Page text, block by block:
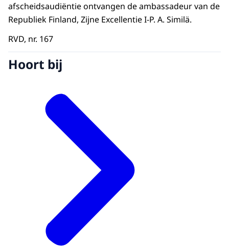
afscheidsaudiëntie ontvangen de ambassadeur van de
Republiek Finland, Zijne Excellentie I-P. A. Similä.
RVD, nr. 167
Hoort bij